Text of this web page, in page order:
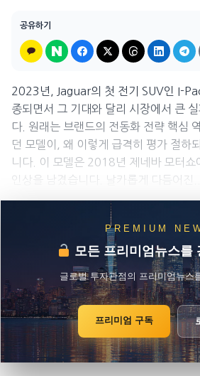
공유하기
2023년, Jaguar의 첫 전기 SUV인 I-
종되면서 그 기대와 달리 시장에서 큰
다. 원래는 브랜드의 전동화 전략 핵심
던 모델이, 왜 이렇게 급격히 평가 절하
니다. 이 모델은 2018년 제네바 모터쇼
인상을 남겼습니다. 날카롭게 다듬어진...
PREMIUM
모든 프리미엄뉴스를
글로벌 투자관점의 프리미엄뉴스
프리미엄 구독